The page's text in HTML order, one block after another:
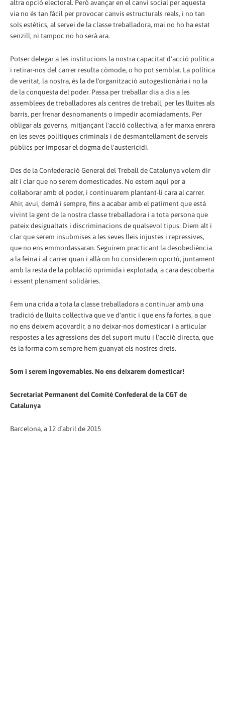
altra opció electoral. Però avançar en el canvi social per aquesta
via no és tan fàcil per provocar canvis estructurals reals, i no tan
sols estètics, al servei de la classe treballadora, mai no ho ha estat
senzill, ni tampoc no ho serà ara.
Potser delegar a les institucions la nostra capacitat d'acció política
i retirar-nos del carrer resulta còmode, o ho pot semblar. La política
de veritat, la nostra, és la de l'organització autogestionària i no la
de la conquesta del poder. Passa per treballar dia a dia a les
assemblees de treballadores als centres de treball, per les lluites als
barris, per frenar desnomanents o impedir acomiadaments. Per
obligar als governs, mitjançant l'acció col·lectiva, a fer marxa enrera
en les seves polítiques criminals i de desmantellament de serveis
públics per imposar el dogma de l'austericidi.
Des de la Confederació General del Treball de Catalunya volem dir
alt i clar que no serem domesticades. No estem aquí per a
col·laborar amb el poder, i continuarem plantant-li cara al carrer.
Ahir, avui, demà i sempre, fins a acabar amb el patiment que està
vivint la gent de la nostra classe treballadora i a tota persona que
pateix desigualtats i discriminacions de qualsevol tipus. Diem alt i
clar que serem insubmises a les seves lleis injustes i repressives,
que no ens emmordassaran. Seguirem practicant la desobediència
a la feina i al carrer quan i allà on ho considerem oportú, juntament
amb la resta de la població oprimida i explotada, a cara descoberta
i essent plenament solidàries.
Fem una crida a tota la classe treballadora a continuar amb una
tradició de lluita col·lectiva que ve d'antic i que ens fa fortes, a que
no ens deixem acovardir, a no deixar-nos domesticar i a articular
respostes a les agressions des del suport mutu i l'acció directa, que
és la forma com sempre hem guanyat els nostres drets.
Som i serem ingovernables. No ens deixarem domesticar!
Secretariat Permanent del Comitè Confederal de la CGT de
Catalunya
Barcelona, a 12 d´abril de 2015